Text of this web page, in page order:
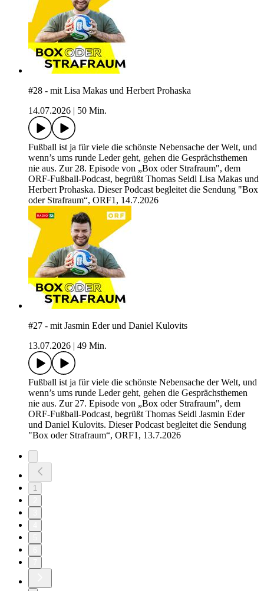
#28 - mit Lisa Makas und Herbert Prohaska
14.07.2026
50 Min.
Fußball ist ja für viele die schönste Nebensache der Welt, und
wenn’s ums runde Leder geht, gehen die Gesprächsthemen
nie aus. Zur 28. Episode von „Box oder Strafraum", dem
ORF-Fußball-Podcast, begrüßt Thomas Seidl Lisa Makas und
Herbert Prohaska. Dieser Podcast begleitet die Sendung "Box
oder Strafraum“, ORF1, 14.7.2026
#27 - mit Jasmin Eder und Daniel Kulovits
13.07.2026
49 Min.
Fußball ist ja für viele die schönste Nebensache der Welt, und
wenn’s ums runde Leder geht, gehen die Gesprächsthemen
nie aus. Zur 27. Episode von „Box oder Strafraum", dem
ORF-Fußball-Podcast, begrüßt Thomas Seidl Jasmin Eder
und Daniel Kulovits. Dieser Podcast begleitet die Sendung
"Box oder Strafraum“, ORF1, 13.7.2026
1